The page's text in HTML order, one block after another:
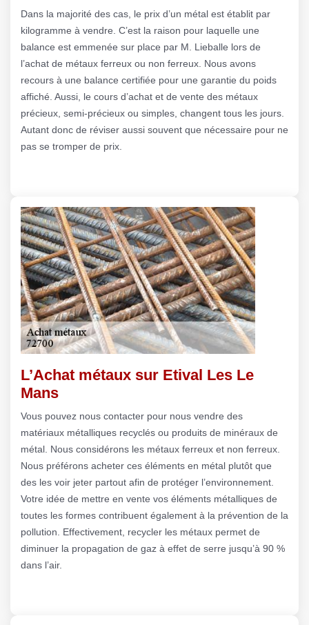
Dans la majorité des cas, le prix d’un métal est établit par
kilogramme à vendre. C’est la raison pour laquelle une
balance est emmenée sur place par M. Lieballe lors de
l’achat de métaux ferreux ou non ferreux. Nous avons
recours à une balance certifiée pour une garantie du poids
affiché. Aussi, le cours d’achat et de vente des métaux
précieux, semi-précieux ou simples, changent tous les jours.
Autant donc de réviser aussi souvent que nécessaire pour ne
pas se tromper de prix.
L’Achat métaux sur Etival Les Le
Mans
Vous pouvez nous contacter pour nous vendre des
matériaux métalliques recyclés ou produits de minéraux de
métal. Nous considérons les métaux ferreux et non ferreux.
Nous préférons acheter ces éléments en métal plutôt que
des les voir jeter partout afin de protéger l’environnement.
Votre idée de mettre en vente vos éléments métalliques de
toutes les formes contribuent également à la prévention de la
pollution. Effectivement, recycler les métaux permet de
diminuer la propagation de gaz à effet de serre jusqu’à 90 %
dans l’air.